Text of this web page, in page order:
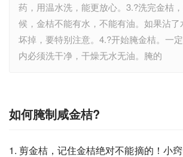
药，用温水洗，能更放心。3.?洗完金桔
候，金桔不能有水，不能有油。如果沾
坏掉，要特别注意。4.?开始腌金桔。一
内必须洗干净，干燥无水无油。腌的
如何腌制咸金桔?
1. 剪金桔，记住金桔绝对不能摘的！小